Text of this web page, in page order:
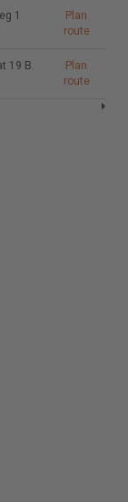
Plan
Plan
1
Plan
route
19 B.
Plan
route